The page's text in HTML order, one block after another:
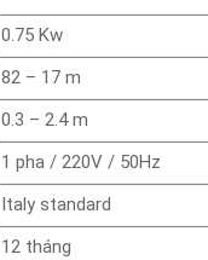
0.75 Kw
82 – 17 m
0.3 – 2.4 m
1 pha / 220V / 50Hz
Italy standard
12 tháng